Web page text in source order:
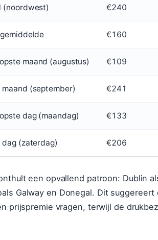
(noordwest) €240
€160
maand (augustus) €109
maand (september) €241
dag (maandag) €133
dag (zaterdag) €206
een opvallend patroon: Dublin
Galway en Donegal. Dit
prijspremie vragen, terwijl de